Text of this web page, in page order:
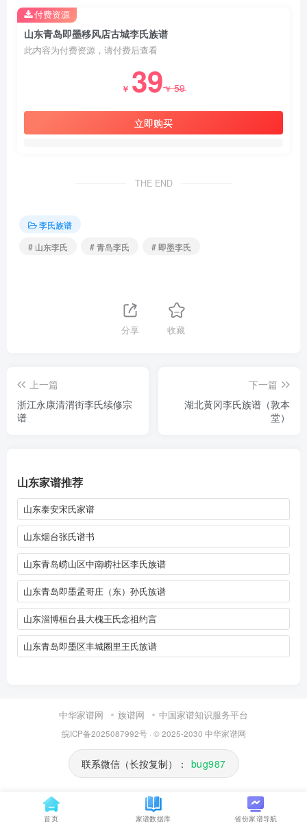
山东青岛即墨移风店古城李氏族谱
此内容为付费资源，请付费后查看
￥ 39￥59
立即购买
付费资源
THE END
李氏族谱
# 山东李氏
# 青岛李氏 # 即墨李氏
分享 收藏
上一篇
浙江永康清渭街李氏续修宗
谱
下一篇
湖北黄冈李氏族谱（敦本
堂）
山东家谱推荐
山东泰安宋氏家谱
山东烟台张氏谱书
山东青岛崂山区中南崂社区李氏族谱
山东青岛即墨孟哥庄（东）孙氏族谱
山东淄博桓台县大槐王氏念祖约言
山东青岛即墨区丰城圈里王氏族谱
中华家谱网 族谱网 中国家谱知识服务平台
皖ICP备2025087992号· © 2025-2030 中华家谱网
联系微信（长按复制）： bug987
首页 家谱数据库 省份家谱导航